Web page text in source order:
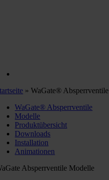
»WaGate® Absperrventile
WaGate® Absperrventile
Modelle
Produktübersicht
Downloads
Installation
Animationen
Absperrventile Modelle